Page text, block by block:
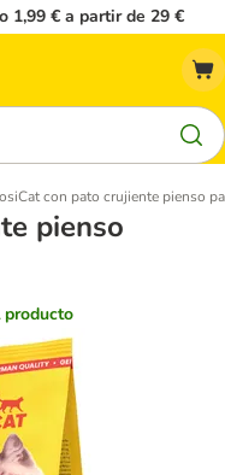
1,99 € a partir de 29 €
con pato crujiente pienso
pienso